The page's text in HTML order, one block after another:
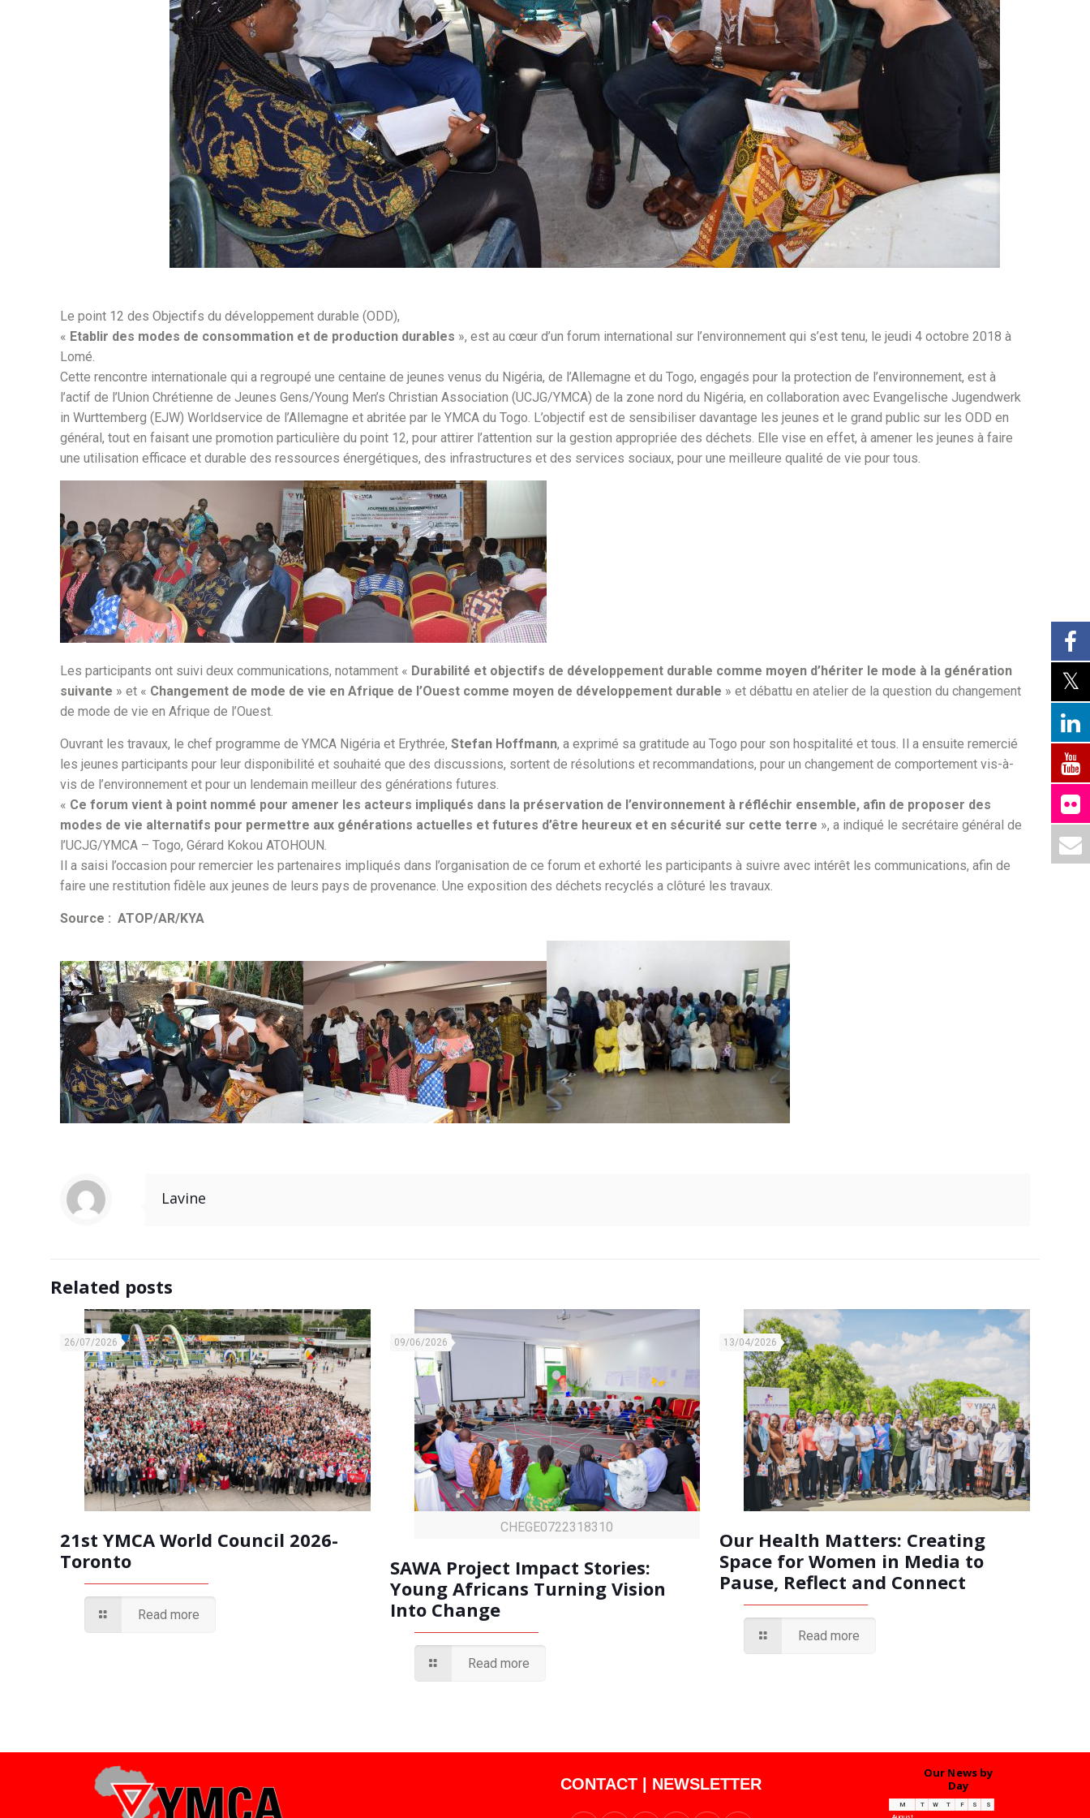
Le point 12 des Objectifs du développement durable (ODD),
« Etablir des modes de consommation et de production durables », est au cœur d’un forum international sur l’environnement qui s’est tenu, le jeudi 4 octobre 2018 à
Lomé.
Cette rencontre internationale qui a regroupé une centaine de jeunes venus du Nigéria, de l’Allemagne et du Togo, engagés pour la protection de l’environnement, est à
l’actif de l’Union Chrétienne de Jeunes Gens/Young Men’s Christian Association (UCJG/YMCA) de la zone nord du Nigéria, en collaboration avec Evangelische Jugendwerk
in Wurttemberg (EJW) Worldservice de l’Allemagne et abritée par le YMCA du Togo. L’objectif est de sensibiliser davantage les jeunes et le grand public sur les ODD en
général, tout en faisant une promotion particulière du point 12, pour attirer l’attention sur la gestion appropriée des déchets. Elle vise en effet, à amener les jeunes à faire
une utilisation efficace et durable des ressources énergétiques, des infrastructures et des services sociaux, pour une meilleure qualité de vie pour tous.
Les participants ont suivi deux communications, notamment « Durabilité et objectifs de développement durable comme moyen d’hériter le mode à la génération
suivante » et « Changement de mode de vie en Afrique de l’Ouest comme moyen de développement durable » et débattu en atelier de la question du changement
de mode de vie en Afrique de l’Ouest.
Ouvrant les travaux, le chef programme de YMCA Nigéria et Erythrée,Stefan Hoffmann, a exprimé sa gratitude au Togo pour son hospitalité et tous. Il a ensuite remercié
les jeunes participants pour leur disponibilité et souhaité que des discussions, sortent de résolutions et recommandations, pour un changement de comportement vis-à-
vis de l’environnement et pour un lendemain meilleur des générations futures.
« Ce forum vient à point nommé pour amener les acteurs impliqués dans la préservation de l’environnement à réfléchir ensemble, afin de proposer des
modes de vie alternatifs pour permettre aux générations actuelles et futures d’être heureux et en sécurité sur cette terre », a indiqué le secrétaire général de
l’UCJG/YMCA – Togo, Gérard Kokou ATOHOUN.
Il a saisi l’occasion pour remercier les partenaires impliqués dans l’organisation de ce forum et exhorté les participants à suivre avec intérêt les communications, afin de
faire une restitution fidèle aux jeunes de leurs pays de provenance. Une exposition des déchets recyclés a clôturé les travaux.
Source : ATOP/AR/KYA
Lavine
Related posts
26/07/2026
21st YMCA World Council 2026-
Toronto
Read more
CHEGE0722318310
09/06/2026
SAWA Project Impact Stories:
Young Africans Turning Vision
Into Change
Read more
13/04/2026
Our Health Matters: Creating
Space for Women in Media to
Pause, Reflect and Connect
Read more
CONTACT| NEWSLETTER
Our News by
Day
M T W T F S S